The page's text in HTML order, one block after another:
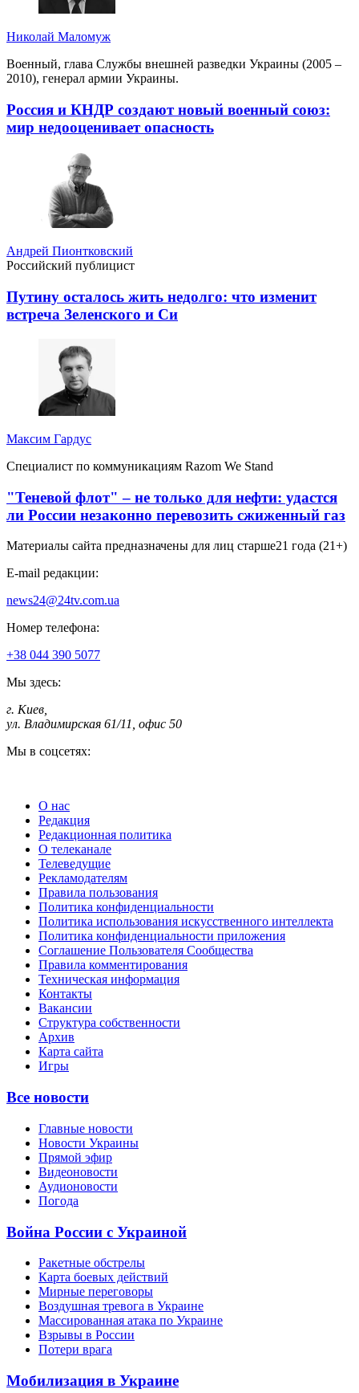
Николай Маломуж
Военный, глава Службы внешней разведки Украины (2005 –
2010), генерал армии Украины.
Россия и КНДР создают новый военный союз:
мир недооценивает опасность
Андрей Пионтковский
Российский публицист
Путину осталось жить недолго: что изменит
встреча Зеленского и Си
Максим Гардус
Специалист по коммуникациям Razom We Stand
"Теневой флот" – не только для нефти: удастся
ли России незаконно перевозить сжиженный газ
Материалы сайта предназначены для лиц старше21 года (21+)
E-mail редакции:
news24@24tv.com.ua
Номер телефона:
+38 044 390 5077
Мы здесь:
г. Киев
ул. Владимирская 61/11, офис 50
Мы в соцсетях:
О нас
Редакция
Редакционная политика
О телеканале
Телеведущие
Рекламодателям
Правила пользования
Политика конфиденциальности
Политика использования искусственного интеллекта
Политика конфиденциальности приложения
Соглашение Пользователя Сообщества
Правила комментирования
Техническая информация
Контакты
Вакансии
Структура собственности
Архив
Карта сайта
Игры
Все новости
Главные новости
Новости Украины
Прямой эфир
Видеоновости
Аудионовости
Погода
Война России с Украиной
Ракетные обстрелы
Карта боевых действий
Мирные переговоры
Воздушная тревога в Украине
Массированная атака по Украине
Взрывы в России
Потери врага
Мобилизация в Украине